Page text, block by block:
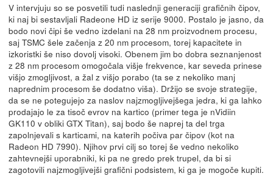
V intervjuju so se posvetili tudi naslednji generaciji grafičnih čipov,
ki naj bi sestavljali Radeone HD iz serije 9000. Postalo je jasno, da
bodo novi čipi še vedno izdelani na 28 nm proizvodnem procesu,
saj TSMC šele začenja z 20 nm procesom, torej kapacitete in
izkoristki še niso dovolj visoki. Obenem jim bo dobra seznanjenost
z 28 nm procesom omogočala višje frekvence, kar seveda prinese
višjo zmogljivost, a žal z višjo porabo (ta se z nekoliko manj
naprednim procesom še dodatno viša). Držijo se svoje strategije,
da se ne potegujejo za naslov najzmogljivejšega jedra, ki ga lahko
prodajajo le za tisoč evrov na kartico (primer tega je nVidiin
GK110 v obliki GTX Titan), saj bodo še naprej ta del trga
zapolnjevali s karticami, na katerih počiva par čipov (kot na
Radeon HD 7990). Njihov prvi cilj so torej še vedno nekoliko
zahtevnejši uporabniki, ki pa ne gredo prek trupel, da bi si
zagotovili najzmogljivejši grafični podsistem, ki ga je mogoče kupiti.